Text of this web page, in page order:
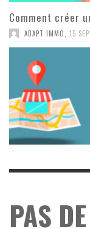
Comment créer
ADAPT IMMO 15
PAS